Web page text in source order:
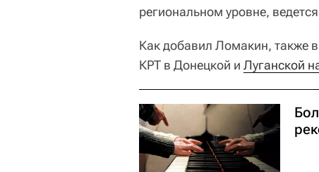
региональном уровне,
Как добавил Ломакин, также
КРТ в Донецкой и Луганской